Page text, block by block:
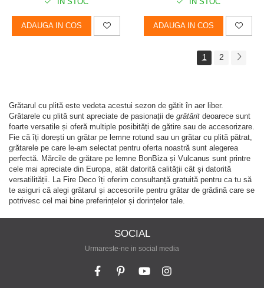
ADAUGA IN COS ADAUGA IN COS
1 2
Grătarul cu plită este vedeta acestui sezon de gătit în aer liber.
Grătarele cu plită sunt apreciate de pasionații de grătărit deoarece sunt
foarte versatile și oferă multiple posibități de gătire sau de accesorizare.
Fie că îți dorești un grătar pe lemne rotund sau un grătar cu plită pătrat,
grătarele pe care le-am selectat pentru oferta noastră sunt alegerea
perfectă. Mărcile de grătare pe lemne BonBiza și Vulcanus sunt printre
cele mai apreciate din Europa, atât datorită calității cât și datorită
versatilității. La Fire Deco îți oferim consultanță gratuită pentru ca tu să
te asiguri că alegi grătarul și accesoriile pentru grătar de grădină care se
potrivesc cel mai bine preferințelor și dorințelor tale.
SOCIAL
Urmareste-ne in social media